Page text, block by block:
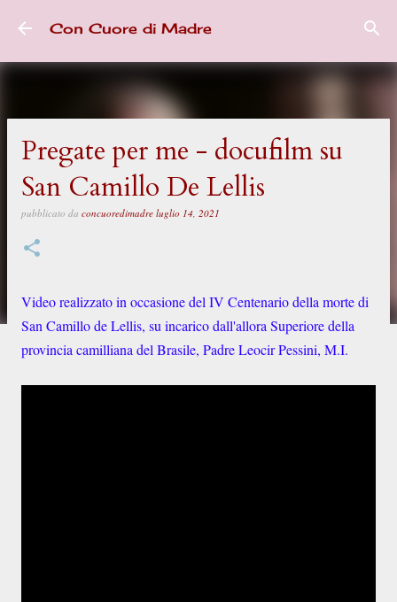
Passa ai contenuti principali
Con Cuore di Madre
Pregate per me - docufilm su
San Camillo De Lellis
pubblicato da concuoredimadre luglio 14, 2021
Video realizzato in occasione del IV Centenario della morte di
San Camillo de Lellis, su incarico dall'allora Superiore della
provincia camilliana del Brasile, Padre Leocir Pessini, M.I.